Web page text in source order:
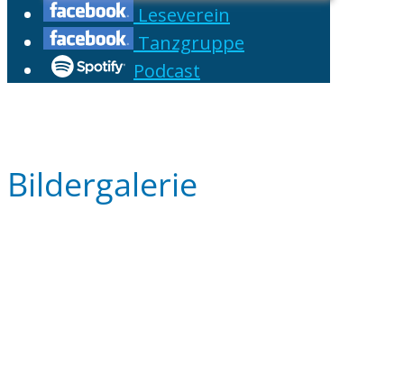
Leseverein
Tanzgruppe
Podcast
Bildergalerie